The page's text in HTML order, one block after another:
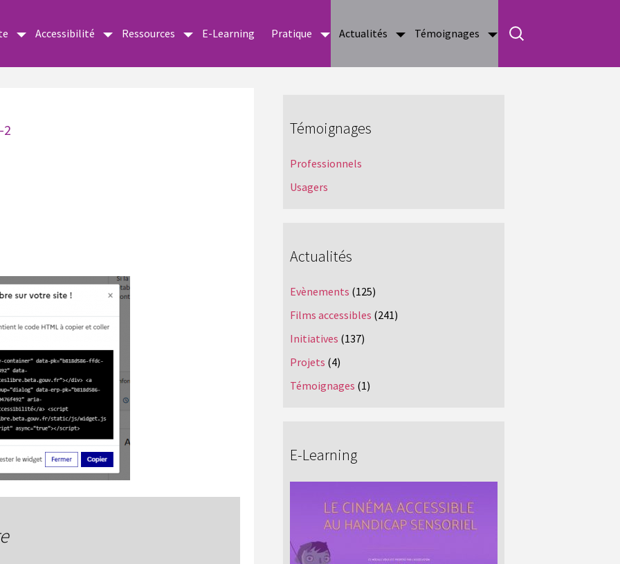
Accessibilité Ressources E-Learning Pratique Actualités Témoignages
Témoignages
Professionnels
Usagers
Actualités
Evènements (125)
Films accessibles (241)
Initiatives (137)
Projets (4)
Témoignages (1)
E-Learning